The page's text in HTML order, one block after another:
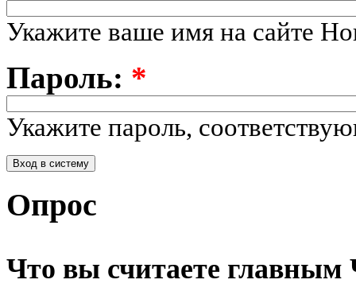
Укажите ваше имя на сайте
Пароль: *
Укажите пароль,
Опрос
Что вы считаете